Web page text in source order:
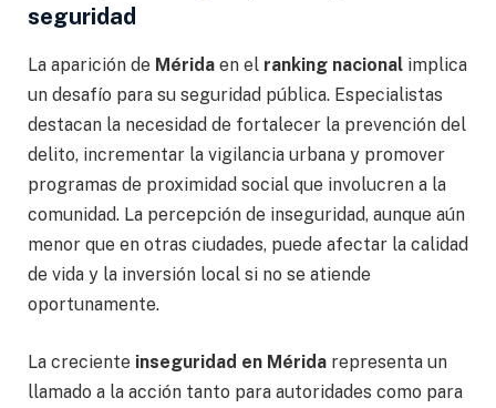
seguridad
La aparición de Mérida en el ranking nacional implica
un desafío para su seguridad pública. Especialistas
destacan la necesidad de fortalecer la prevención del
delito, incrementar la vigilancia urbana y promover
programas de proximidad social que involucren a la
comunidad. La percepción de inseguridad, aunque aún
menor que en otras ciudades, puede afectar la calidad
de vida y la inversión local si no se atiende
oportunamente.
La creciente inseguridad en Mérida representa un
llamado a la acción tanto para autoridades como para